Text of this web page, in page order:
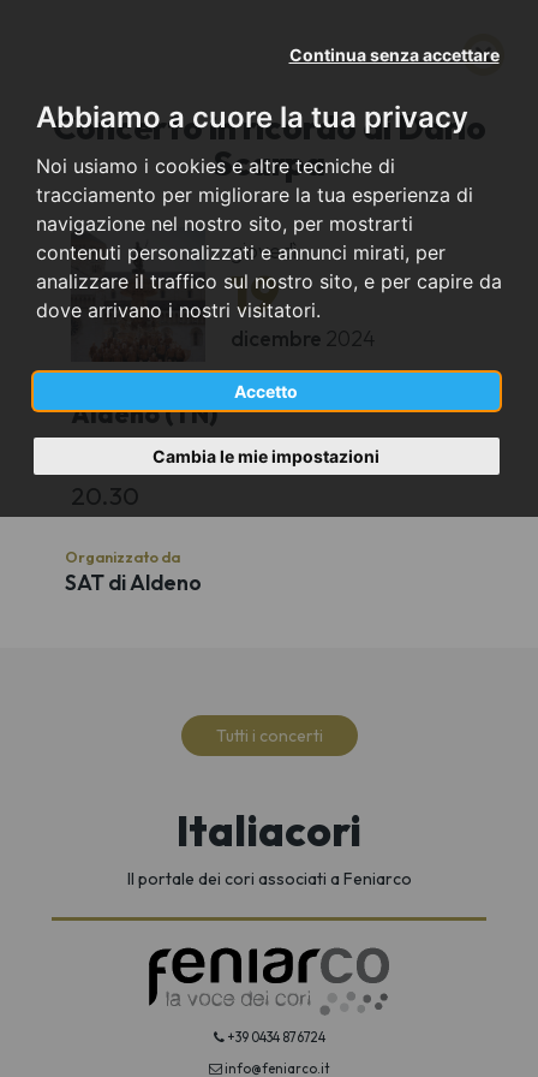
Abbiamo a cuore la tua privacy
Noi usiamo i cookies e altre tecniche di
tracciamento per migliorare la tua esperienza di
navigazione nel nostro sito, per mostrarti
contenuti personalizzati e annunci mirati, per
analizzare il traffico sul nostro sito, e per capire da
dove arrivano i nostri visitatori.
Accetto
Continua senza accettare
Cambia le mie impostazioni
Concerto in ricordo di Dario
Scarpa
giovedì
19
dicembre 2024
Aldeno (TN)
Teatro Comunale di Aldeno
20.30
Organizzato da
SAT di Aldeno
Tutti i concerti
Italiacori
Il portale dei cori associati a Feniarco
+39 0434 876724
info@feniarco.it